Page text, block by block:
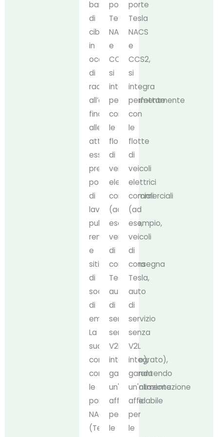
bancarelle
di
cibo
in
occasione
di
raduni
all’aperto,
fino
alle
attrezzature
essenziali
presso
postazioni
di
lavoro
pubbliche
remote
e
siti
di
soccorso
di
emergenza.
La
sua
compatibilità
con
le
porte
NACS
(Tesla)
porte
Tesla
NACS
e
CCS2,
si
integra
perfettamente
con
le
flotte
di
veicoli
elettrici
commerciali
(ad
esempio,
veicoli
di
consegna
Tesla,
auto
di
servizio
senza
V2L
integrato),
garantendo
un'alimentazione
affidabile
per
le
porte
Tesla
NACS
e
CCS2,
si
integra
perfettamente
con
le
flotte
di
veicoli
elettrici
commerciali
(ad
esempio,
veicoli
di
consegna
Tesla,
auto
di
servizio
senza
V2L
integrato),
garantendo
un'alimentazione
affidabile
per
le